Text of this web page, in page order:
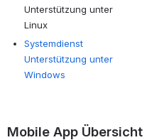
Unterstützung unter
Linux
Systemdienst
Unterstützung unter
Windows
Mobile App Übersicht